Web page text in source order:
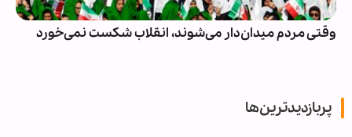
وقتی مردم میدان‌دار می‌شوند، انقلاب شکست نمی‌خورد
پربازدیدترین‌ها